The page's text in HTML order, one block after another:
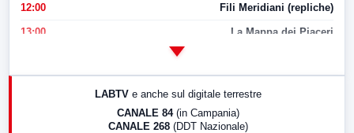
12:00 Fili Meridiani (repliche)
13:00 La Mappa dei Piaceri
LABTV e anche sul digitale terrestre
CANALE 84 (in Campania)
CANALE 268 (DDT Nazionale)